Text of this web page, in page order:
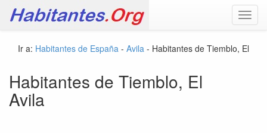
Ir a: Habitantes de España - Avila - Habitantes de Tiemblo, El
Habitantes de Tiemblo, El
Avila